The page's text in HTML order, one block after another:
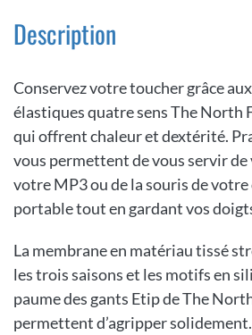
Description
Conservez votre toucher grâce
élastiques quatre sens The North
qui offrent chaleur et dextérité.
vous permettent de vous servir
votre MP3 ou de la souris de
portable tout en gardant vos
La membrane en matériau tissé
les trois saisons et les motifs en
paume des gants Etip de The
permettent d’agripper